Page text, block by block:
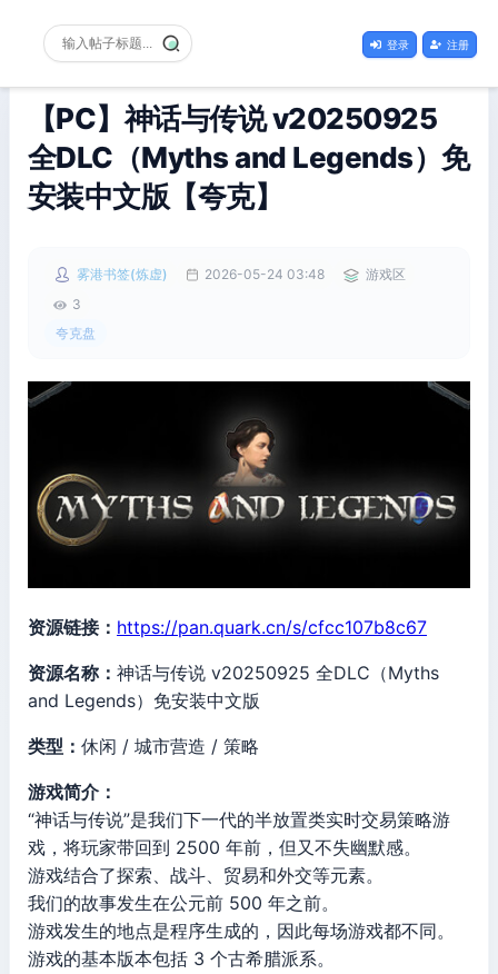
登录 注册
【PC】神话与传说 v20250925
全DLC（Myths and Legends）免
安装中文版【夸克】
雾港书签(炼虚) 2026-05-24 03:48
游戏区
3
夸克盘
资源链接： https://pan.quark.cn/s/cfcc107b8c67
资源名称： 神话与传说 v20250925 全DLC（Myths
and Legends）免安装中文版
类型： 休闲 / 城市营造 / 策略
游戏简介：
“神话与传说”是我们下一代的半放置类实时交易策略游
戏，将玩家带回到 2500 年前，但又不失幽默感。
游戏结合了探索、战斗、贸易和外交等元素。
我们的故事发生在公元前 500 年之前。
游戏发生的地点是程序生成的，因此每场游戏都不同。
游戏的基本版本包括 3 个古希腊派系。